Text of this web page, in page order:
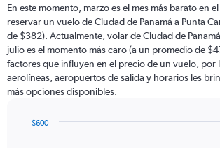
categories.
The
chart
has
1
Y
axis
values.
En este momento, marzo es el mes más barato en
reservar un vuelo de Ciudad de Panamá a Punta
de $382). Actualmente, volar de Ciudad de
julio es el momento más caro (a un promedio de
factores que influyen en el precio de un vuelo, por
aerolíneas, aeropuertos de salida y horarios les
más opciones disponibles.
$600